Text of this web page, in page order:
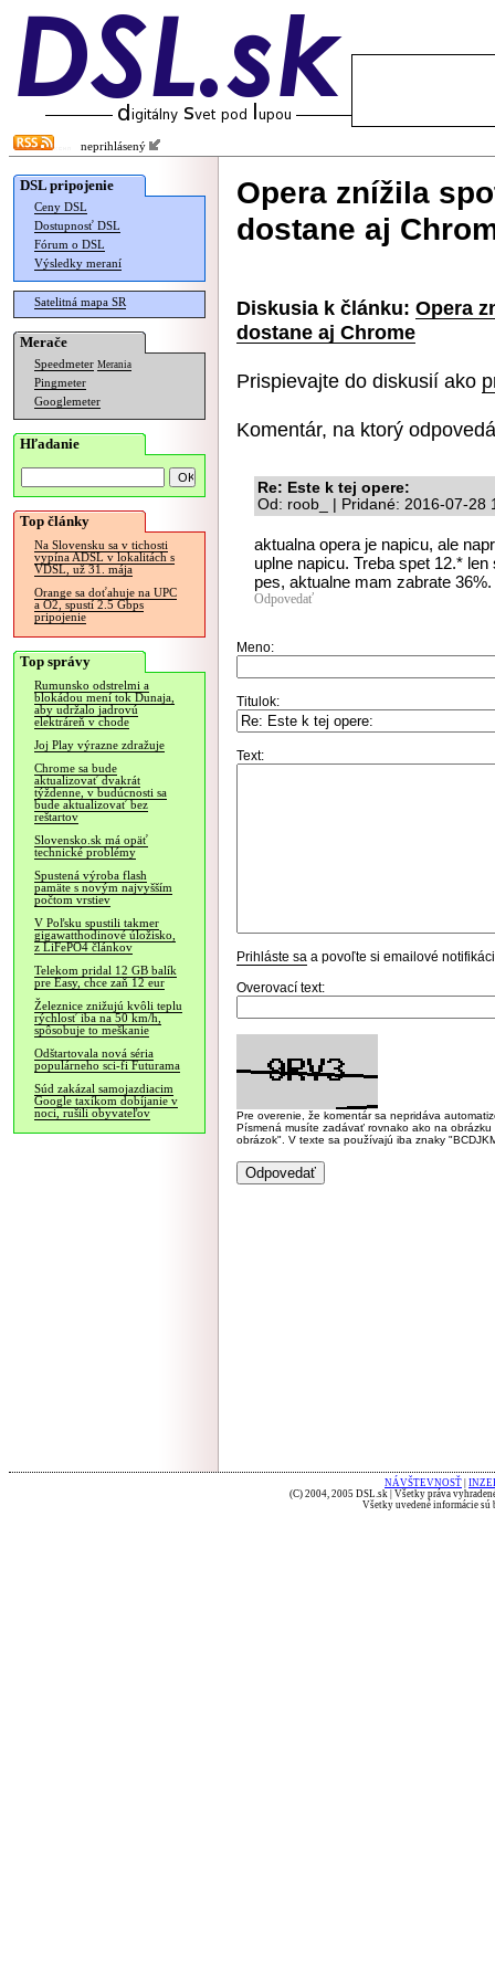
neprihlásený
DSL pripojenie
Ceny DSL
Dostupnosť DSL
Fórum o DSL
Výsledky meraní
Satelitná mapa SR
Merače
Speedmeter Merania
Pingmeter
Googlemeter
Hľadanie
Top články
Na Slovensku sa v tichosti
vypína ADSL v lokalitách s
VDSL, už 31. mája
Orange sa doťahuje na UPC
a O2, spustí 2.5 Gbps
pripojenie
Top správy
Rumunsko odstrelmi a
blokádou mení tok Dunaja,
aby udržalo jadrovú
elektráreň v chode
Joj Play výrazne zdražuje
Chrome sa bude
aktualizovať dvakrát
týždenne, v budúcnosti sa
bude aktualizovať bez
reštartov
Slovensko.sk má opäť
technické problémy
Spustená výroba flash
pamäte s novým najvyšším
počtom vrstiev
V Poľsku spustili takmer
gigawatthodinové úložisko,
z LiFePO4 článkov
Telekom pridal 12 GB balík
pre Easy, chce zaň 12 eur
Železnice znižujú kvôli teplu
rýchlosť iba na 50 km/h,
spôsobuje to meškanie
Odštartovala nová séria
populárneho sci-fi Futurama
Súd zakázal samojazdiacim
Google taxíkom dobíjanie v
noci, rušili obyvateľov
Opera znížila
dostane aj
Diskusia k článku: Opera
dostane aj Chrome
Prispievajte do diskusií ako
Komentár, na ktorý
Re: Este k tej opere:
Od: roob_ | Pridané: 2016-07-28
aktualna opera je napicu, ale
uplne napicu. Treba spet 12.*
pes, aktualne mam zabrate 36%.
Odpovedať
Meno:
Titulok:
Text:
Prihláste sa a povoľte si emailové
Overovací text:
Pre overenie, že komentár sa nepridáva
Písmená musíte zadávať rovnako ako na
obrázok". V texte sa používajú iba znaky
NÁVŠTEVNOSŤ
(C) 2004, 2005 DSL.sk | Všetky práva
Všetky uvedené informácie sú